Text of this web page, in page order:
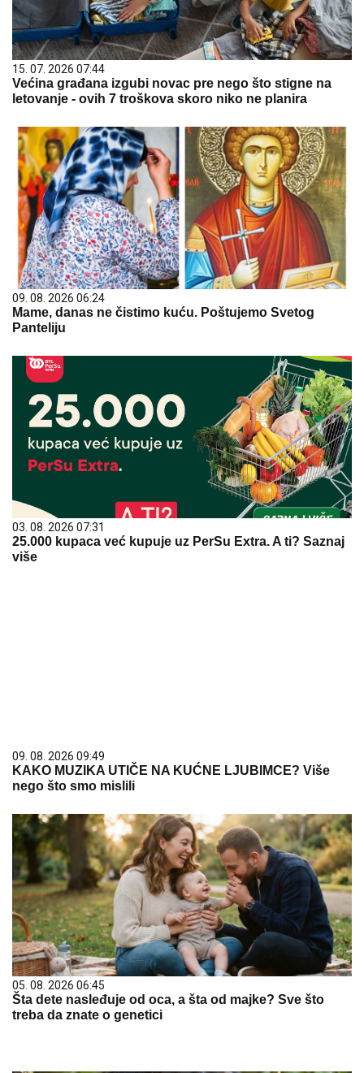
15. 07. 2026 07:44
Većina građana izgubi novac pre nego što stigne na
letovanje - ovih 7 troškova skoro niko ne planira
09. 08. 2026 06:24
Mame, danas ne čistimo kuću. Poštujemo Svetog
Panteliju
03. 08. 2026 07:31
25.000 kupaca već kupuje uz PerSu Extra. A ti? Saznaj
više
09. 08. 2026 09:49
KAKO MUZIKA UTIČE NA KUĆNE LJUBIMCE? Više
nego što smo mislili
05. 08. 2026 06:45
Šta dete nasleđuje od oca, a šta od majke? Sve što
treba da znate o genetici